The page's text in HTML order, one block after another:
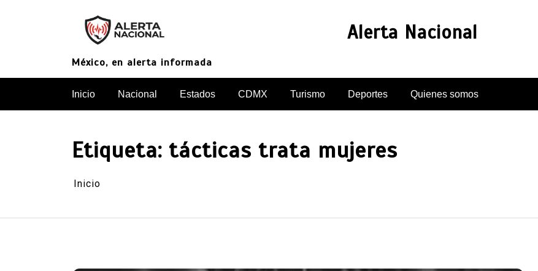
Alerta Nacional
México, en alerta informada
Inicio Nacional Estados CDMX Turismo Deportes Quienes somos
Etiqueta: tácticas trata mujeres
Inicio